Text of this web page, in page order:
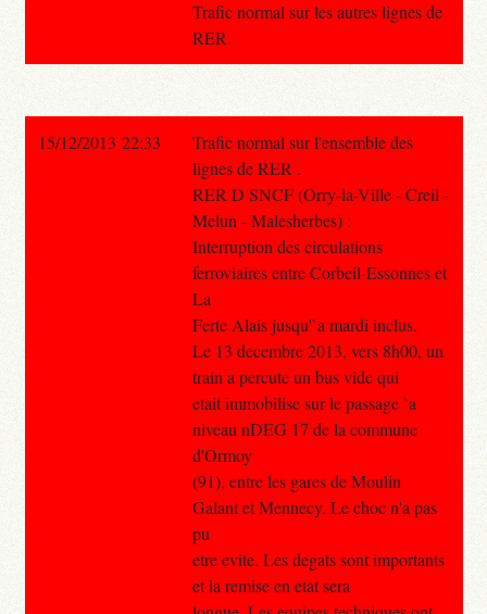
Trafic normal sur les autres lignes de
RER.
15/12/2013 22:33
Trafic normal sur l'ensemble des
lignes de RER .
RER D SNCF (Orry-la-Ville - Creil -
Melun - Malesherbes) :
Interruption des circulations
ferroviaires entre Corbeil-Essonnes et
La
Ferte Alais jusqu'`a mardi inclus.
Le 13 decembre 2013, vers 8h00, un
train a percute un bus vide qui
etait immobilise sur le passage `a
niveau nDEG 17 de la commune
d'Ormoy
(91), entre les gares de Moulin
Galant et Mennecy. Le choc n'a pas
pu
etre evite. Les degats sont importants
et la remise en etat sera